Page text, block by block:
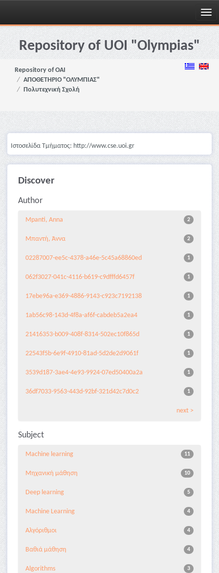
Skip
navigationRepository of UOI "Olympias"
Repository of OAI
ΑΠΟΘΕΤΗΡΙΟ "ΟΛΥΜΠΙΑΣ"
Πολυτεχνική Σχολή
Ιστοσελίδα Τμήματος: http://www.cse.uoi.gr
Discover
Author
2
Mpanti, Anna
2
Μπαντή, Άννα
1
02287007-ee5c-4378-a46e-5c45a68860ed
1
062f3027-041c-4116-b619-c9dfffd6457f
1
17ebe96a-e369-4886-9143-c923c7192138
1
1ab56c98-143d-4f8a-af6f-cabdeb5a2ea4
1
21416353-b009-408f-8314-502ec10f865d
1
22543f5b-6e9f-4910-81ad-5d2de2d9061f
1
3539d187-3ae4-4e93-9924-07ed50400a2a
1
36df7033-9563-443d-92bf-321d42c7d0c2
next >
Subject
11
Machine learning
10
Μηχανική μάθηση
5
Deep learning
4
Machine Learning
4
Αλγόριθμοι
4
Βαθιά μάθηση
3
Algorithms